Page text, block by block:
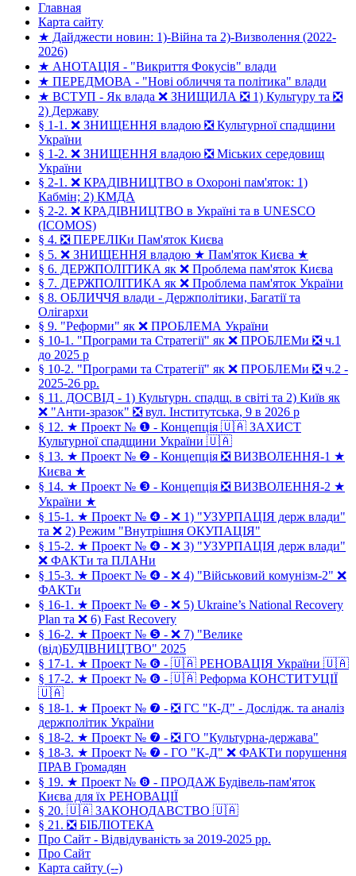
Главная
Карта сайту
★ Дайджести новин: 1)-Війна та 2)-Визволення (2022-
2026)
★ АНОТАЦІЯ - "Викриття Фокусів" влади
★ ПЕРЕДМОВА - "Нові обличчя та політика" влади
★ ВСТУП - Як влада ❌ ЗНИЩИЛА ❎ 1) Культуру та ❎
2) Державу
§ 1-1. ❌ ЗНИЩЕННЯ владою ❎ Культурної спадщини
України
§ 1-2. ❌ ЗНИЩЕННЯ владою ❎ Міських середовищ
України
§ 2-1. ❌ КРАДІВНИЦТВО в Охороні пам'яток: 1)
Кабмін; 2) КМДА
§ 2-2. ❌ КРАДІВНИЦТВО в Україні та в UNESCO
(ICOMOS)
§ 4. ❎ ПЕРЕЛІКи Пам'яток Києва
§ 5. ❌ ЗНИЩЕННЯ владою ★ Пам'яток Києва ★
§ 6. ДЕРЖПОЛІТИКА як ❌ Проблема пам'яток Києва
§ 7. ДЕРЖПОЛІТИКА як ❌ Проблема пам'яток України
§ 8. ОБЛИЧЧЯ влади - Держполітики, Багатії та
Олігархи
§ 9. "Реформи" як ❌ ПРОБЛЕМА України
§ 10-1. "Програми та Стратегії" як ❌ ПРОБЛЕМи ❎ ч.1
до 2025 р
§ 10-2. "Програми та Стратегії" як ❌ ПРОБЛЕМи ❎ ч.2 -
2025-26 рр.
§ 11. ДОСВІД - 1) Культурн. спадщ. в світі та 2) Київ як
❌ "Анти-зразок" ❎ вул. Інститутська, 9 в 2026 р
§ 12. ★ Проект № ❶ - Концепція 🇺🇦 ЗАХИСТ
Культурної спадщини України 🇺🇦
§ 13. ★ Проект № ❷ - Концепція ❎ ВИЗВОЛЕННЯ-1 ★
Києва ★
§ 14. ★ Проект № ❸ - Концепція ❎ ВИЗВОЛЕННЯ-2 ★
України ★
§ 15-1. ★ Проект № ❹ - ❌ 1) "УЗУРПАЦІЯ держ влади"
та ❌ 2) Режим "Внутрішня ОКУПАЦІЯ"
§ 15-2. ★ Проект № ❹ - ❌ 3) "УЗУРПАЦІЯ держ влади"
❌ ФАКТи та ПЛАНи
§ 15-3. ★ Проект № ❹ - ❌ 4) "Військовий комунізм-2" ❌
ФАКТи
§ 16-1. ★ Проект № ❺ - ❌ 5) Ukraine’s National Recovery
Plan та ❌ 6) Fast Recovery
§ 16-2. ★ Проект № ❺ - ❌ 7) "Велике
(від)БУДІВНИЦТВО" 2025
§ 17-1. ★ Проект № ❻ - 🇺🇦 РЕНОВАЦІЯ України 🇺🇦
§ 17-2. ★ Проект № ❻ - 🇺🇦 Реформа КОНСТИТУЦІЇ
🇺🇦
§ 18-1. ★ Проект № ❼ - ❎ ГС "К-Д" - Дослідж. та аналіз
держполітик України
§ 18-2. ★ Проект № ❼ - ❎ ГО "Культурна-держава"
§ 18-3. ★ Проект № ❼ - ГО "К-Д" ❌ ФАКТи порушення
ПРАВ Громадян
§ 19. ★ Проект № ❽ - ПРОДАЖ Будівель-пам'яток
Києва для їх РЕНОВАЦІЇ
§ 20. 🇺🇦 ЗАКОНОДАВСТВО 🇺🇦
§ 21. ❎ БІБЛІОТЕКА
Про Сайт - Відвідуваність за 2019-2025 рр.
Про Сайт
Карта сайту (--)